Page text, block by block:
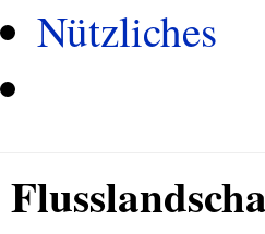
Nützliches